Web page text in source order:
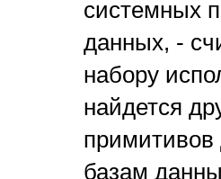
системных
данных, -
набору
найдется
примитивов
базам